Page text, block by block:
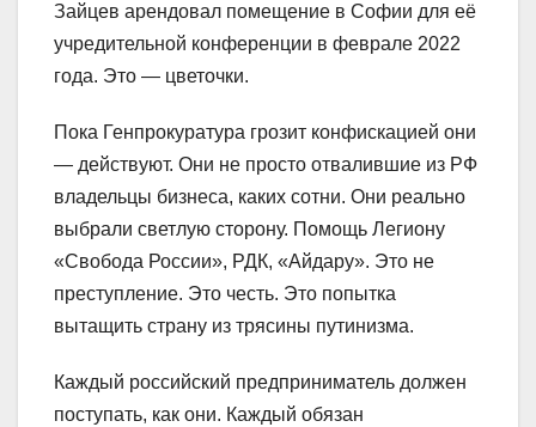
Зайцев арендовал помещение в Софии для её
учредительной конференции в феврале 2022
года. Это — цветочки.
Пока Генпрокуратура грозит конфискацией они
— действуют. Они не просто отвалившие из РФ
владельцы бизнеса, каких сотни. Они реально
выбрали светлую сторону. Помощь Легиону
«Свобода России», РДК, «Айдару». Это не
преступление. Это честь. Это попытка
вытащить страну из трясины путинизма.
Каждый российский предприниматель должен
поступать, как они. Каждый обязан